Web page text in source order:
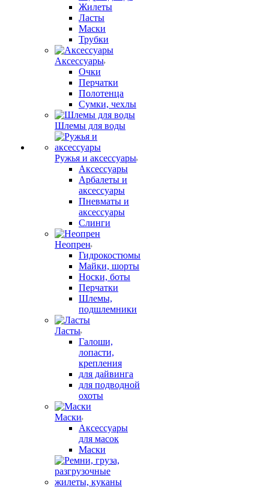
Жилеты
Ласты
Маски
Трубки
Аксессуары
Очки
Перчатки
Полотенца
Сумки, чехлы
Шлемы для воды
Ружья и аксессуары
Аксессуары
Арбалеты и
аксессуары
Пневматы и
аксессуары
Слинги
Неопрен
Гидрокостюмы
Майки, шорты
Носки, боты
Перчатки
Шлемы,
подшлемники
Ласты
Галоши,
лопасти,
крепления
для дайвинга
для подводной
охоты
Маски
Аксессуары
для масок
Маски